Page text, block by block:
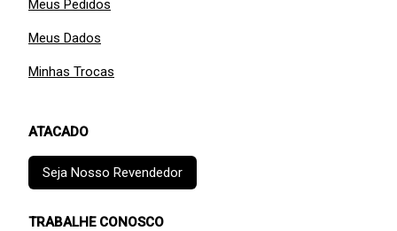
Meus Pedidos
Meus Dados
Minhas Trocas
ATACADO
Seja Nosso Revendedor
TRABALHE CONOSCO